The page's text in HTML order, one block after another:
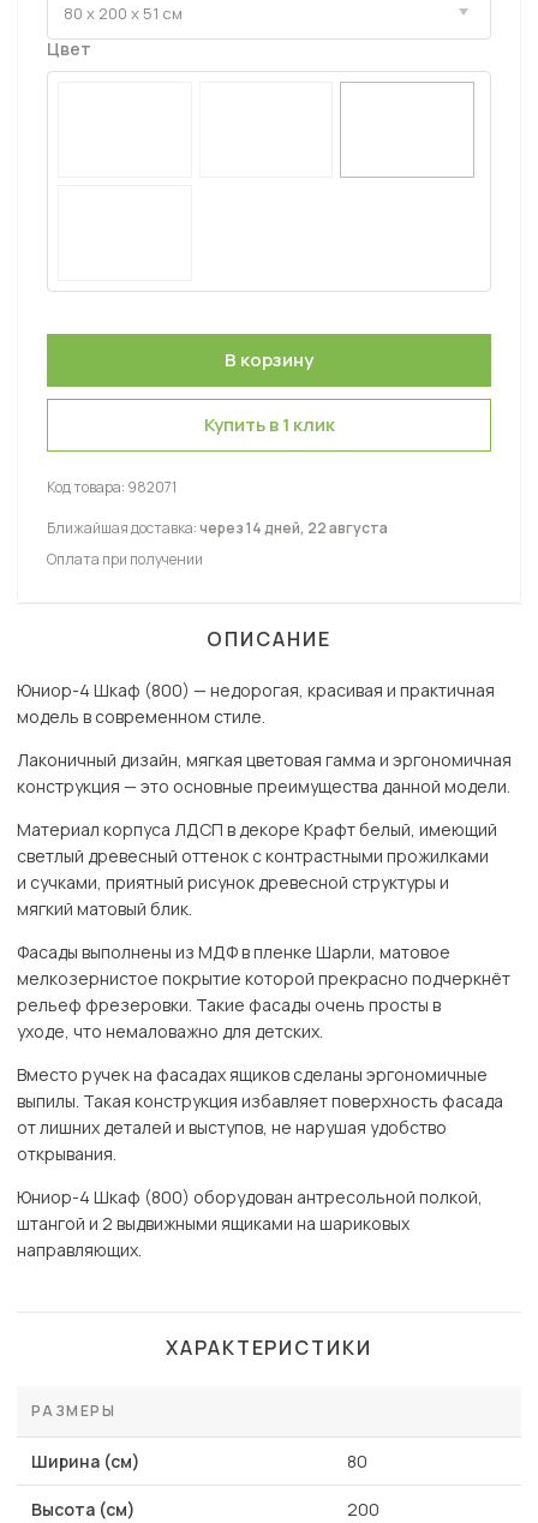
Цвет
Купить в 1 клик
Код товара: 982071
Ближайшая доставка:через 14 дней, 22 августа
Оплата при получении
ОПИСАНИЕ
Юниор-4 Шкаф (800) — недорогая, красивая и практичная
модель в современном стиле.
Лаконичный дизайн, мягкая цветовая гамма и эргономичная
конструкция — это основные преимущества данной модели.
Материал корпуса ЛДСП в декоре Крафт белый, имеющий
светлый древесный оттенок с контрастными прожилками
и сучками, приятный рисунок древесной структуры и
мягкий матовый блик.
Фасады выполнены из МДФ в пленке Шарли, матовое
мелкозернистое покрытие которой прекрасно подчеркнёт
рельеф фрезеровки. Такие фасады очень просты в
уходе, что немаловажно для детских.
Вместо ручек на фасадах ящиков сделаны эргономичные
выпилы. Такая конструкция избавляет поверхность фасада
от лишних деталей и выступов, не нарушая удобство
открывания.
Юниор-4 Шкаф (800) оборудован антресольной полкой,
штангой и 2 выдвижными ящиками на шариковых
направляющих.
ХАРАКТЕРИСТИКИ
РАЗМЕРЫ
Ширина (см) 80
Высота (см) 200